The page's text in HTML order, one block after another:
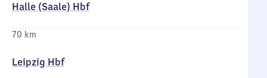
Halle (Saale) Hbf
70 km
Leipzig Hbf